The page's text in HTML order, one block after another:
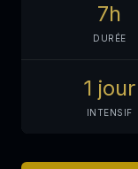
7h
DURÉE
1 jour
INTENSIF